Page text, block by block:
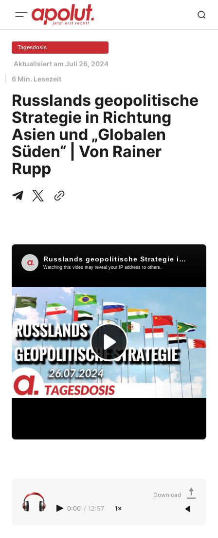
Tagesdosis
Aktualisiert am Juli 26, 2024
6 Min. Lesezeit
Russlands geopolitische
Strategie in Richtung
Asien und „Globalen
Süden“ | Von Rainer
Rupp
0:00 / 12:57 1×
Download